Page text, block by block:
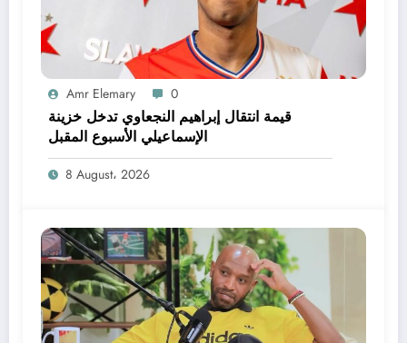
Amr Elemary 0
قيمة انتقال إبراهيم النجعاوي تدخل خزينة
الإسماعيلي الأسبوع المقبل
8 August، 2026